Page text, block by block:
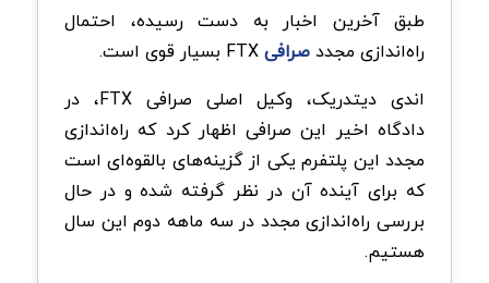
طبق آخرین اخبار به دست رسیده، احتمال
راه‌اندازی مجددصرافی
اندی دیتدریک، وکیل اصلی صرافی FTX، در
دادگاه اخیر این صرافی اظهار کرد که راه‌اندازی
مجدد این پلتفرم یکی از گزینه‌های بالقوه‌ای است
که برای آینده آن در نظر گرفته شده و در حال
بررسی راه‌اندازی مجدد در سه ماهه دوم این سال
هستیم.